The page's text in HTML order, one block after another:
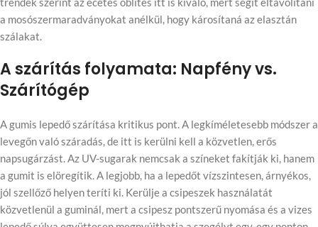
a mosószermaradványokat anélkül, hogy károsítaná az elasztán
szálakat.
A szárítás folyamata: Napfény vs.
Szárítógép
A gumis lepedő szárítása kritikus pont. A legkíméletesebb módszer a
levegőn való száradás, de itt is kerülni kell a közvetlen, erős
napsugárzást. Az UV-sugarak nemcsak a színeket fakítják ki, hanem
a gumit is elöregítik. A legjobb, ha a lepedőt vízszintesen, árnyékos,
jól szellőző helyen teríti ki. Kerülje a csipeszek használatát
közvetlenül a guminál, mert a csipesz pontszerű nyomása és a vizes